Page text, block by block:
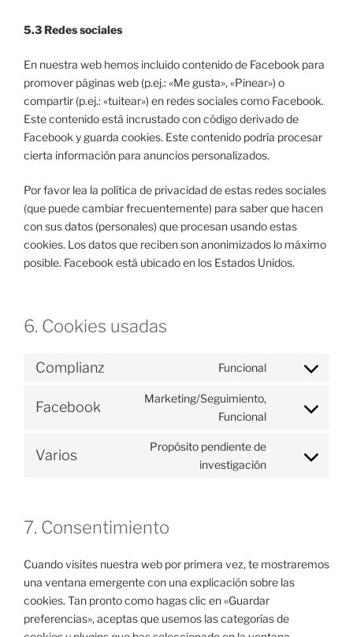
5.3 Redes sociales
En nuestra web hemos incluido contenido de Facebook para
promover páginas web (p.ej.: «Me gusta», «Pinear») o
compartir (p.ej.: «tuitear») en redes sociales como Facebook.
Este contenido está incrustado con código derivado de
Facebook y guarda cookies. Este contenido podría procesar
cierta información para anuncios personalizados.
Por favor lea la política de privacidad de estas redes sociales
(que puede cambiar frecuentemente) para saber que hacen
con sus datos (personales) que procesan usando estas
cookies. Los datos que reciben son anonimizados lo máximo
posible. Facebook está ubicado en los Estados Unidos.
6. Cookies usadas
Complianz Funcional
Consent
service
Facebook
Marketing/Seguimiento,
Funcional
Consent
Varios
Propósito pendiente de
investigación
Consent
7. Consentimiento
Cuando visites nuestra web por primera vez, te mostraremos
una ventana emergente con una explicación sobre las
cookies. Tan pronto como hagas clic en «Guardar
preferencias», aceptas que usemos las categorías de